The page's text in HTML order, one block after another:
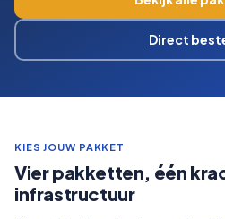
Direct
KIES JOUW PAKKET
Vier pakketten, één
infrastructuur